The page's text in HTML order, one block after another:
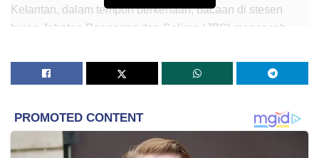
Kelantan, dalam tempoh berkenaan, bacaan di stesen
hujan Jabatan Pengairan dan Saliran (JPS) mencecah
Jabatan Meteorologi Malaysia (METMalaysia), bacaan
adalah pada kadar 1,442 mm.
“Itu adalah rekod hujan yang terlalu tinggi. Di Terengganu
umpamanya, METMalaysia rekod di Besut, mencatatkan
jumlah hujan sebanyak 1,761 mm, itu dalam tempoh lima